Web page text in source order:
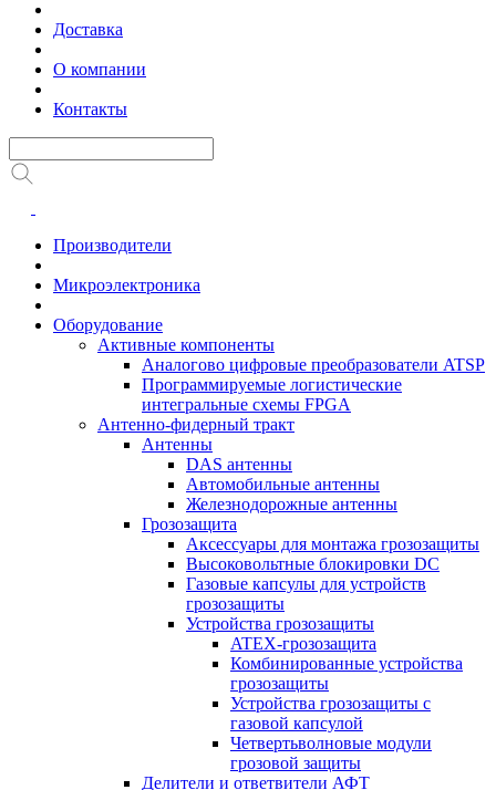
Доставка
О компании
Контакты
Производители
Микроэлектроника
Оборудование
Активные компоненты
Аналогово цифровые преобразователи ATSP
Программируемые логистические
интегральные схемы FPGA
Антенно-фидерный тракт
Антенны
DAS антенны
Автомобильные антенны
Железнодорожные антенны
Грозозащита
Аксессуары для монтажа грозозащиты
Высоковольтные блокировки DC
Газовые капсулы для устройств
грозозащиты
Устройства грозозащиты
ATEX-грозозащита
Комбинированные устройства
грозозащиты
Устройства грозозащиты с
газовой капсулой
Четвертьволновые модули
грозовой защиты
Делители и ответвители АФТ